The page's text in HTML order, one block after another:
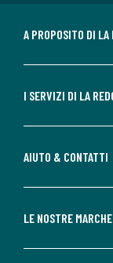
A PROPOSITO DI LA
I SERVIZI DI LA
AIUTO & CONTATTI
LE NOSTRE